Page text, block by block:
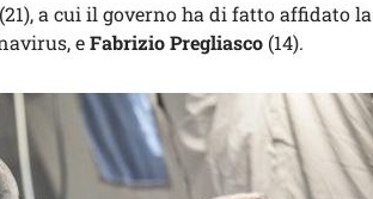
(21), a cui il governo ha di fatto affidato la
eFabrizio Pregliasco (14).